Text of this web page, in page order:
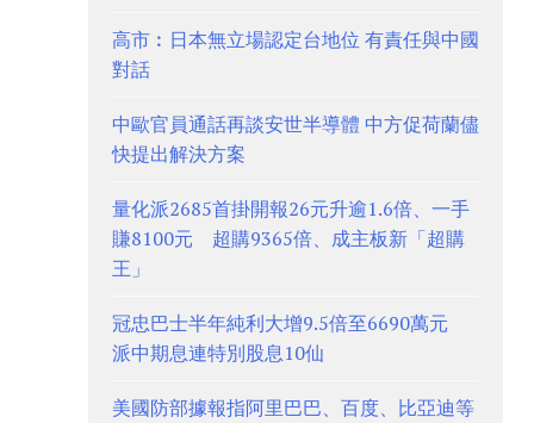
高市︰日本無立場認定台地位 有責任與中國
對話
中歐官員通話再談安世半導體 中方促荷蘭儘
快提出解決方案
量化派2685首掛開報26元升逾1.6倍、一手
賺8100元 超購9365倍、成主板新「超購
王」
冠忠巴士半年純利大增9.5倍至6690萬元
派中期息連特別股息10仙
美國防部據報指阿里巴巴、百度、比亞迪等